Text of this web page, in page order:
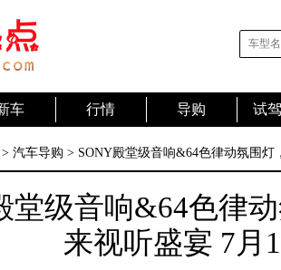
车 行情 导购 试
> 汽车导购 > SONY殿堂级音响&64色律动氛围灯
堂级音响&64色律
来视听盛宴 7月